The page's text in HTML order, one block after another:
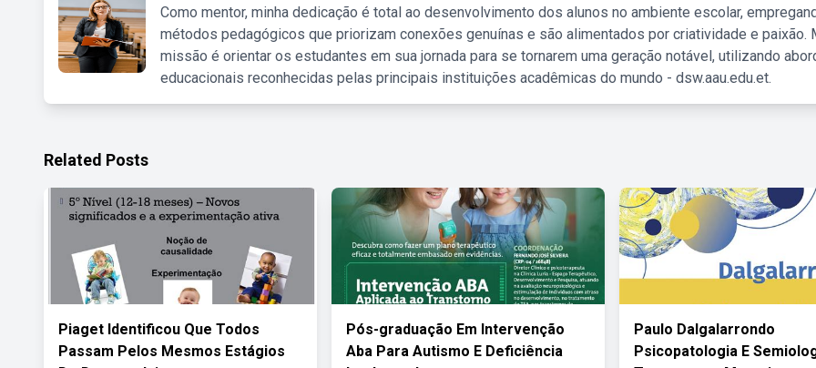
Como mentor, minha dedicação é total ao desenvolvimento dos alunos no ambiente escolar,
métodos pedagógicos que priorizam conexões genuínas e são alimentados por criatividade e paixão.
missão é orientar os estudantes em sua jornada para se tornarem uma geração notável, utilizando
educacionais reconhecidas pelas principais instituições acadêmicas do mundo - dsw.aau.edu.et.
Related Posts
Piaget Identificou Que Todos
Passam Pelos Mesmos Estágios
Pós-graduação Em Intervenção
Aba Para Autismo E Deficiência
Paulo Dalgalarrondo
Psicopatologia E